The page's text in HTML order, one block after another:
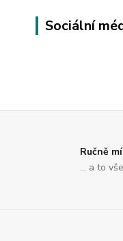
Sociální
Ručně
... a to